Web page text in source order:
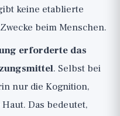
keine etablierte
beim Menschen.
erforderte das
. Selbst bei
nur die Kognition,
Das bedeutet,